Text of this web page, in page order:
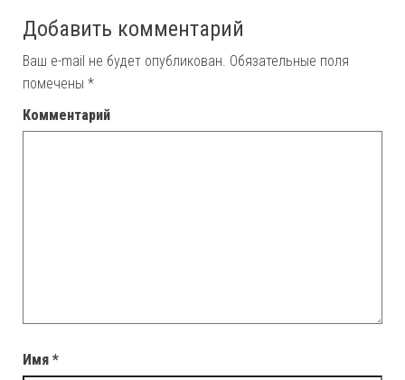
Добавить комментарий
Ваш e-mail не будет опубликован. Обязательные поля
помечены *
Комментарий
Имя *